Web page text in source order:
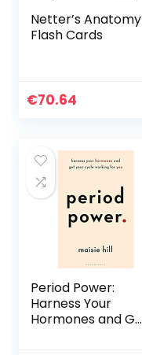
Netter’s Anatomy
Flash Cards
€70.64
Period Power:
Harness Your
Hormones and Get